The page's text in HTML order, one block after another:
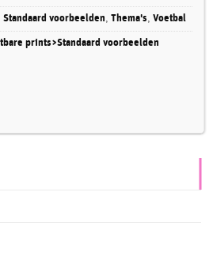
,Standaard voorbeelden ,Thema's ,Voetbal
prints>Standaard voorbeelden